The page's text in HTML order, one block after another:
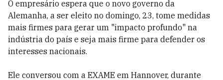
O empresário espera que o novo governo da
Alemanha, a ser eleito no domingo, 23, tome medidas
mais firmes para gerar um "impacto profundo" na
indústria do país e seja mais firme para defender os
interesses nacionais.
Ele conversou com a EXAME em Hannover, durante